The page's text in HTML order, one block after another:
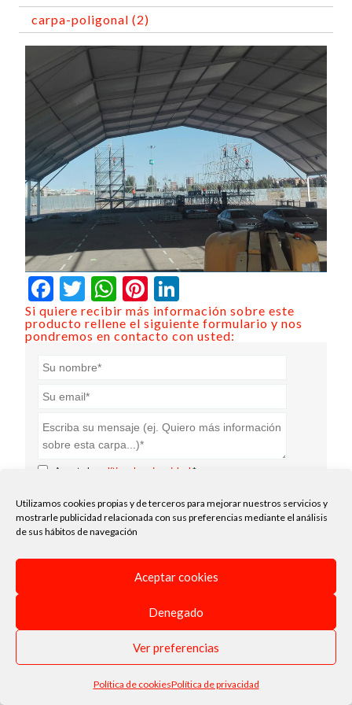
Utilizamos cookies propias y de terceros para mejorar nuestros servicios y
mostrarle publicidad relacionada con sus preferencias mediante el análisis
de sus hábitos de navegación
Aceptar cookies
Denegado
Ver preferencias
Política de cookiesPolítica de privacidad
carpa-poligonal (2)
Facebook
Twitter
WhatsApp
Pinterest
Si quiere recibir más información sobre este
producto rellene el siguiente formulario y nos
pondremos en contacto con usted:
Acepto la política de privacidad.*
Enviar